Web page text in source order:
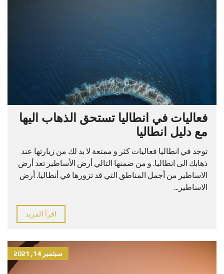
فعاليات في انطاليا تستحق الذهاب اليها
مع دليل انطاليا
توجد في انطاليا فعاليات كثر و ممتعة لا بد لك من زيارتها عند
ذهابك الى انطاليا. و من ضمنها التالي أرض الأساطير تعد أرض
الاساطير من أجمل المناطق التي قد تزورها في أنطاليا. أرض
الاساطير...
اقرأ المزيد
سبتمبر 14, 2021